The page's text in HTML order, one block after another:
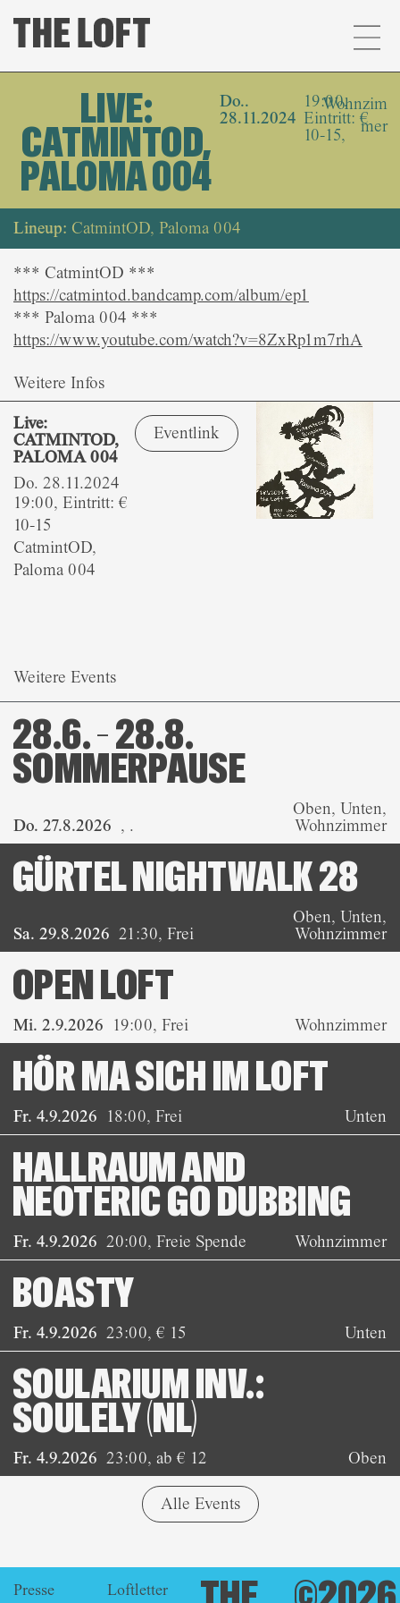
LIVE:
CATMINTOD,
PALOMA 004
Do..
28.11.2024
19:00,
Eintritt: €
10-15,
Wohnzim
mer
Lineup: CatmintOD, Paloma 004
*** CatmintOD ***
https://catmintod.bandcamp.com/album/ep1
*** Paloma 004 ***
https://www.youtube.com/watch?v=8ZxRp1m7rhA
Weitere Infos
Live:
CATMINTOD,
PALOMA 004
Do. 28.11.2024
19:00, Eintritt: €
10-15
CatmintOD,
Paloma 004
Eventlink
Weitere Events
Do. 27.8.2026 , .
28.6. – 28.8.
SOMMERPAUSE
Oben, Unten,
Wohnzimmer
Sa. 29.8.2026 21:30,Frei
GÜRTEL NIGHTWALK 28
Oben, Unten,
Wohnzimmer
Mi. 2.9.2026 19:00,Frei
OPEN LOFT
Wohnzimmer
Fr. 4.9.2026 18:00,Frei
HÖR MA SICH IM LOFT
Unten
Fr. 4.9.2026 20:00,Freie Spende
HALLRAUM AND
NEOTERIC GO DUBBING
Wohnzimmer
Fr. 4.9.2026 23:00,€ 15
BOASTY
Unten
Fr. 4.9.2026 23:00, ab € 12
SOULARIUM INV.:
SOULELY (NL)
Oben
Alle Events
Presse
Loftletter